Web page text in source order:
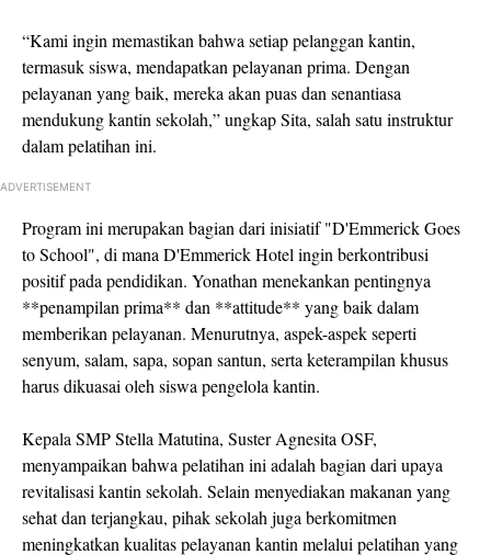
“Kami ingin memastikan bahwa setiap pelanggan kantin,
termasuk siswa, mendapatkan pelayanan prima. Dengan
pelayanan yang baik, mereka akan puas dan senantiasa
mendukung kantin sekolah,” ungkap Sita, salah satu instruktur
dalam pelatihan ini.
ADVERTISEMENT
Program ini merupakan bagian dari inisiatif "D'Emmerick Goes
to School", di mana D'Emmerick Hotel ingin berkontribusi
positif pada pendidikan. Yonathan menekankan pentingnya
**penampilan prima** dan **attitude** yang baik dalam
memberikan pelayanan. Menurutnya, aspek-aspek seperti
senyum, salam, sapa, sopan santun, serta keterampilan khusus
harus dikuasai oleh siswa pengelola kantin.
Kepala SMP Stella Matutina, Suster Agnesita OSF,
menyampaikan bahwa pelatihan ini adalah bagian dari upaya
revitalisasi kantin sekolah. Selain menyediakan makanan yang
sehat dan terjangkau, pihak sekolah juga berkomitmen
meningkatkan kualitas pelayanan kantin melalui pelatihan yang